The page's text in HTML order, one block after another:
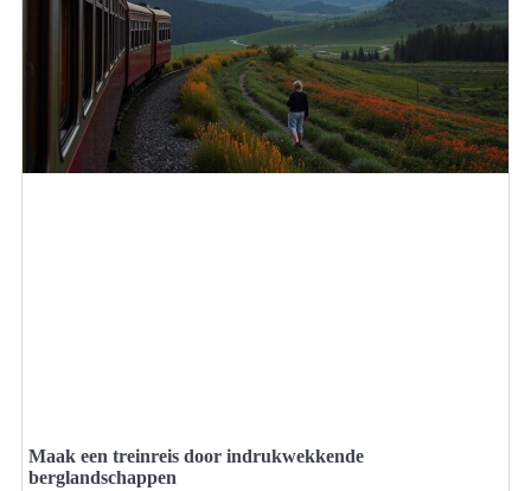
Maak een treinreis door indrukwekkende
berglandschappen